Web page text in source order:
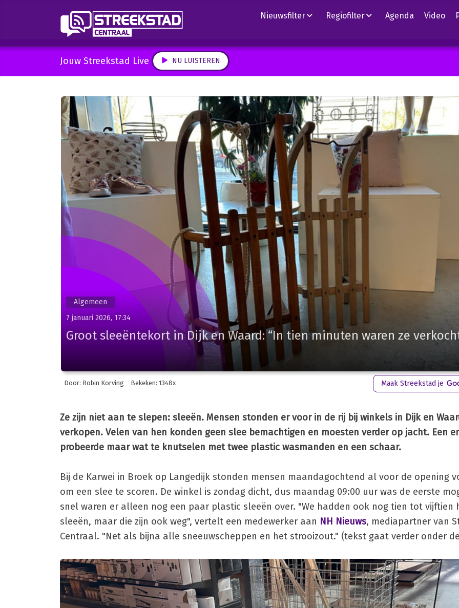
Nieuwsfilter Regiofilter Agenda Video
Jouw Streekstad Live NU LUISTEREN
Algemeen
7 januari 2026, 17:34
Groot sleeëntekort in Dijk en Waard: “In tien minuten waren ze
Door: Robin Korving Bekeken: 1348x Maak Streekstad je
Ze zijn niet aan te slepen: sleeën. Mensen stonden er voor in de rij bij winkels in Dijk en
verkopen. Velen van hen konden geen slee bemachtigen en moesten verder op jacht. Een
probeerde maar wat te knutselen met twee plastic wasmanden en een schaar.
Bij de Karwei in Broek op Langedijk stonden mensen maandagochtend al voor de opening
om een slee te scoren. De winkel is zondag dicht, dus maandag 09:00 uur was de eerste
snel waren er alleen nog een paar plastic sleeën over. "We hadden ook nog tien tot vijftien
sleeën, maar die zijn ook weg", vertelt een medewerker aan NH Nieuws, mediapartner van
Centraal. "Net als bijna alle sneeuwscheppen en het strooizout." (tekst gaat verder onder